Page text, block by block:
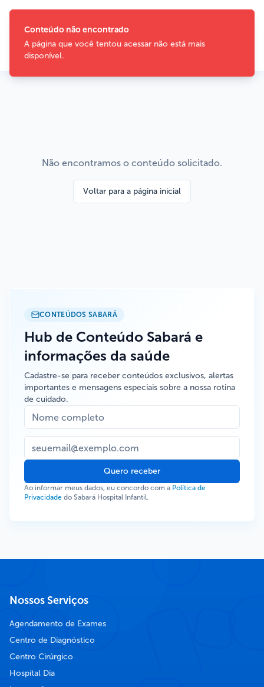
Não encontramos o conteúdo solicitado.
Voltar para a página inicial
CONTEÚDOS SABARÁ
Hub de Conteúdo Sabará e
informações da saúde
Cadastre-se para receber conteúdos exclusivos, alertas
importantes e mensagens especiais sobre a nossa rotina
de cuidado.
Quero receber
Ao informar meus dados, eu concordo com a Política de
Privacidade do Sabará Hospital Infantil.
Nossos Serviços
Agendamento de Exames
Centro de Diagnóstico
Centro Cirúrgico
Hospital Dia